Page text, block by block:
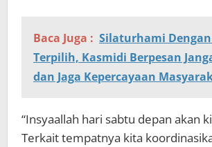
Baca Juga : Silaturhami Dengan
Terpilih, Kasmidi Berpesan
dan Jaga Kepercayaan
“Insyaallah hari sabtu depan akan
Terkait tempatnya kita